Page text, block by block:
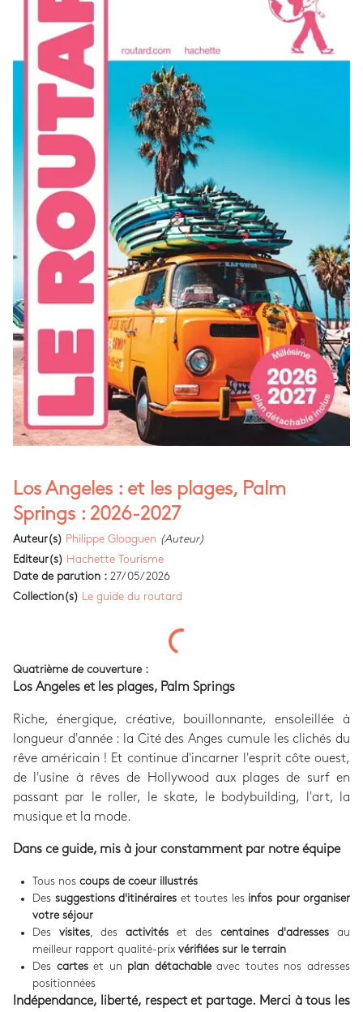
Los Angeles : et les plages, Palm
Springs : 2026-2027
Auteur(s) Philippe Gloaguen (Auteur)
Editeur(s) Hachette Tourisme
Date de parution : 27/05/2026
Collection(s)
Le guide du routard
Quatrième de couverture :
Los Angeles et les plages, Palm Springs
Riche, énergique, créative, bouillonnante, ensoleillée à
longueur d'année : la Cité des Anges cumule les clichés du
rêve américain ! Et continue d'incarner l'esprit côte ouest,
de l'usine à rêves de Hollywood aux plages de surf en
passant par le roller, le skate, le bodybuilding, l'art, la
musique et la mode.
Dans ce guide, mis à jour constamment par notre équipe
Tous nos coups de coeur illustrés
Des suggestions d'itinéraires et toutes les infos pour organiser
votre séjour
Des visites , des activités et des centaines d'adresses au
meilleur rapport qualité-prix vérifiées sur le terrain
Des carteset un plan détachableavec toutes nos adresses
positionnées
Indépendance, liberté, respect et partage. Merci à tous les